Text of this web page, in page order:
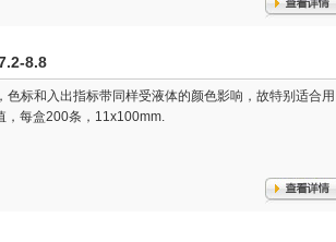
8.8
色标和入出指标带同样受液体的颜色影响，故特别适合用
，每盒200条，11x100mm.